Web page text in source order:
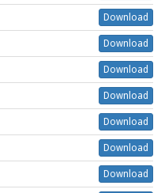
Download
Download
Download
Download
Download
Download
Download